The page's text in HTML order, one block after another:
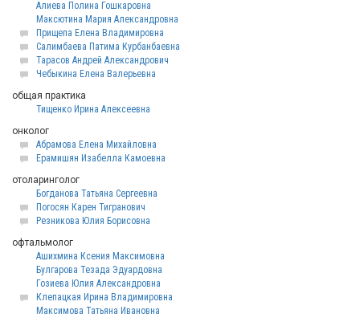
Алиева Полина Гошкаровна
Максютина Мария Александровна
Прищепа Елена Владимировна
Салимбаева Патима Курбанбаевна
Тарасов Андрей Александрович
Чебыкина Елена Валерьевна
общая практика
Тищенко Ирина Алексеевна
онколог
Абрамова Елена Михайловна
Ерамишян Изабелла Камоевна
отоларинголог
Богданова Татьяна Сергеевна
Погосян Карен Тигранович
Резникова Юлия Борисовна
офтальмолог
Ашихмина Ксения Максимовна
Булгарова Тезада Эдуардовна
Гозиева Юлия Александровна
Клепацкая Ирина Владимировна
Максимова Татьяна Ивановна